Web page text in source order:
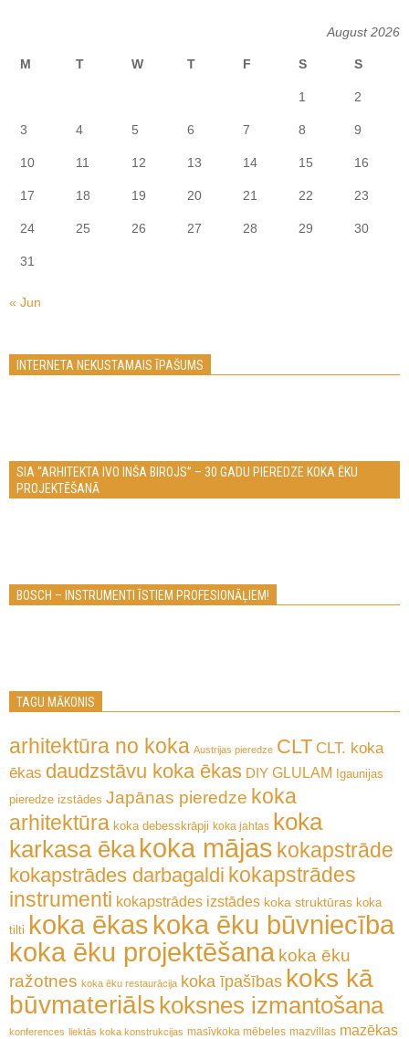
August 2026
M T W T F S S
1 2
3 4 5 6 7 8 9
10 11 12 13 14 15 16
17 18 19 20 21 22 23
24 25 26 27 28 29 30
31
« Jun
INTERNETA NEKUSTAMAIS ĪPAŠUMS
SIA “ARHITEKTA IVO INŠA BIROJS” – 30 GADU PIEREDZE KOKA ĒKU
PROJEKTĒŠANĀ
BOSCH – INSTRUMENTI ĪSTIEM PROFESIONĀĻIEM!
TAGU MĀKONIS
arhitektūra no koka Austrijas pieredze CLT CLT. koka
ēkas daudzstāvu koka ēkas DIY GLULAM Igaunijas
pieredze izstādes Japānas pieredze koka
arhitektūra koka debesskrāpji koka jahtas koka
karkasa ēka koka mājas kokapstrāde
kokapstrādes darbagaldi kokapstrādes
instrumenti kokapstrādes izstādes koka struktūras koka
tilti koka ēkas koka ēku būvniecība
koka ēku projektēšana koka ēku
ražotnes koka ēku restaurācija koka īpašības koks kā
būvmateriāls koksnes izmantošana
konferences liektās koka konstrukcijas masīvkoka mēbeles mazvillas mazēkas